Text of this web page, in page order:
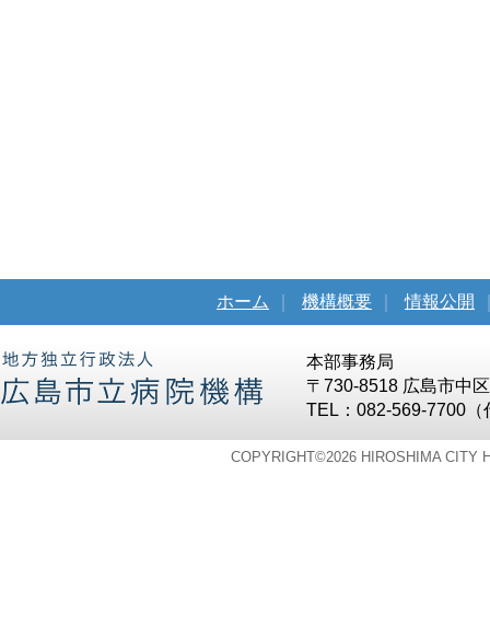
ホーム 機構概要 情報公開
本部事務局
〒730-8518 広島市中
TEL：082-569-7700
COPYRIGHT©2026 HIROSHIMA CITY